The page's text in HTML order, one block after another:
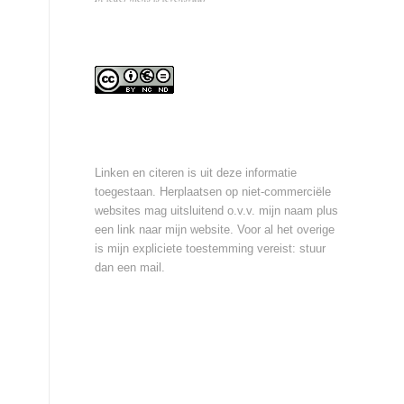
Linken en citeren is uit deze informatie
toegestaan. Herplaatsen op niet-commerciële
websites mag uitsluitend o.v.v. mijn naam plus
een link naar mijn website. Voor al het overige
is mijn expliciete toestemming vereist: stuur
dan een mail .